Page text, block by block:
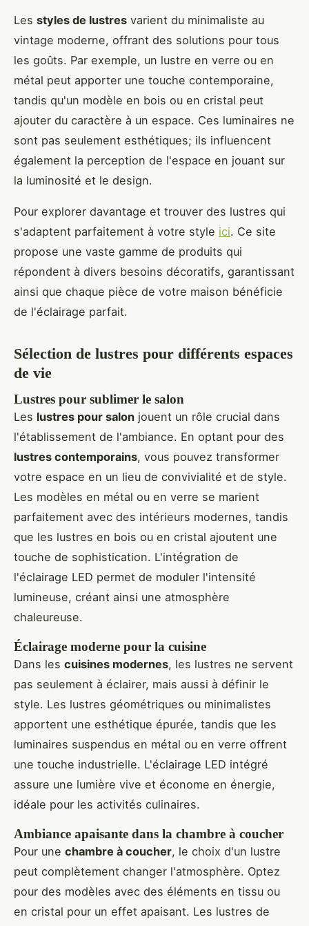
Les styles de lustres varient du minimaliste au
vintage moderne, offrant des solutions pour tous
les goûts. Par exemple, un lustre en verre ou en
métal peut apporter une touche contemporaine,
tandis qu'un modèle en bois ou en cristal peut
ajouter du caractère à un espace. Ces luminaires ne
sont pas seulement esthétiques; ils influencent
également la perception de l'espace en jouant sur
la luminosité et le design.
Pour explorer davantage et trouver des lustres qui
s'adaptent parfaitement à votre style ici. Ce site
propose une vaste gamme de produits qui
répondent à divers besoins décoratifs, garantissant
ainsi que chaque pièce de votre maison bénéficie
de l'éclairage parfait.
Sélection de lustres pour différents espaces
de vie
Lustres pour sublimer le salon
Les lustres pour salon jouent un rôle crucial dans
l'établissement de l'ambiance. En optant pour des
lustres contemporains, vous pouvez transformer
votre espace en un lieu de convivialité et de style.
Les modèles en métal ou en verre se marient
parfaitement avec des intérieurs modernes, tandis
que les lustres en bois ou en cristal ajoutent une
touche de sophistication. L'intégration de
l'éclairage LED permet de moduler l'intensité
lumineuse, créant ainsi une atmosphère
chaleureuse.
Éclairage moderne pour la cuisine
Dans les cuisines modernes, les lustres ne servent
pas seulement à éclairer, mais aussi à définir le
style. Les lustres géométriques ou minimalistes
apportent une esthétique épurée, tandis que les
luminaires suspendus en métal ou en verre offrent
une touche industrielle. L'éclairage LED intégré
assure une lumière vive et économe en énergie,
idéale pour les activités culinaires.
Ambiance apaisante dans la chambre à coucher
Pour une chambre à coucher, le choix d'un lustre
peut complètement changer l'atmosphère. Optez
pour des modèles avec des éléments en tissu ou
en cristal pour un effet apaisant. Les lustres de